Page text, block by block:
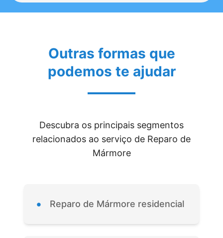
Outras formas que
podemos te ajudar
Descubra os principais segmentos
relacionados ao serviço de Reparo de
Mármore
• Reparo de Mármore residencial